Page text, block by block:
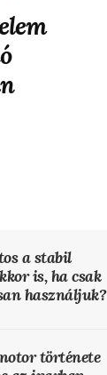
a stabil
is, ha csak
használjuk?
története